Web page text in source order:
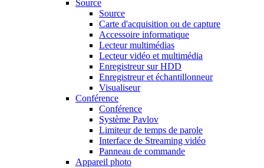
Source
Source
Carte d'acquisition ou de capture
Accessoire informatique
Lecteur multimédias
Lecteur vidéo et multimédia
Enregistreur sur HDD
Enregistreur et échantillonneur
Visualiseur
Conférence
Conférence
Système Pavlov
Limiteur de temps de parole
Interface de Streaming vidéo
Panneau de commande
Appareil photo